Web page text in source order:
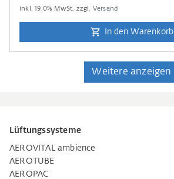
inkl.19.0% MwSt. zzgl. Versand
In den Warenkorb
Weitere anzeigen
Lüftungssysteme
AEROVITAL ambience
AEROTUBE
AEROPAC